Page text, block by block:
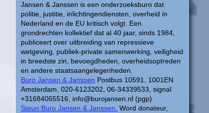
Jansen & Janssen is een onderzoeksburo dat
politie, justitie, inlichtingendiensten, overheid in
Nederland en de EU kritisch volgt. Een
grondrechten kollektief dat al 40 jaar, sinds 1984,
publiceert over uitbreiding van repressieve
wetgeving, publiek-private samenwerking, veiligheid
in breedste zin, bevoegdheden, overheidsoptreden
en andere staatsaangelegenheden.
Buro Jansen & Janssen Postbus 10591, 1001EN
Amsterdam, 020-6123202, 06-34339533, signal
+31684065516, info@burojansen.nl (pgp)
Steun Buro Jansen & Janssen. Word donateur,